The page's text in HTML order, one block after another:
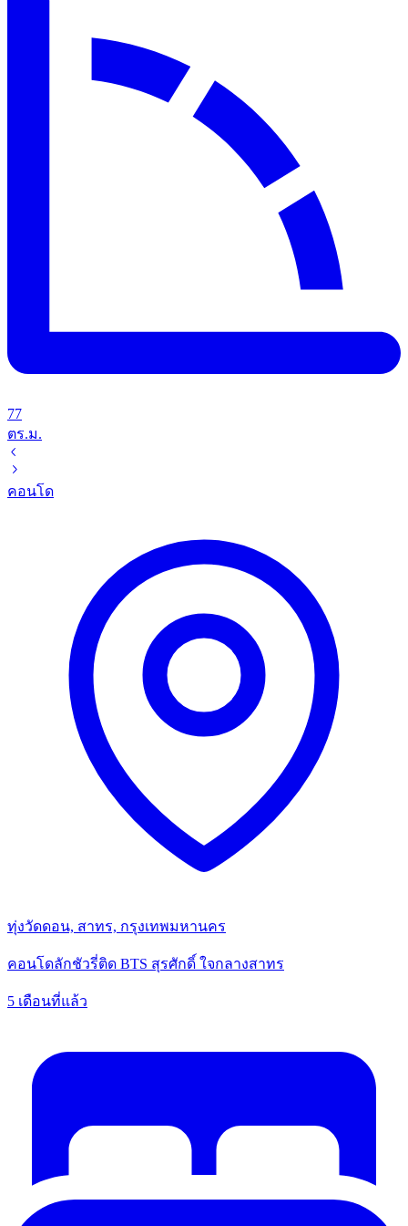
77
ตร.ม.
คอนโด
ทุ่งวัดดอน, สาทร, กรุงเทพมหานคร
คอนโดลักชัวรี่ติด BTS สุรศักดิ์ ใจกลางสาทร
5 เดือนที่แล้ว